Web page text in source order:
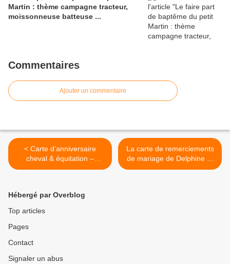
Martin : thème campagne tracteur,
moissonneuse batteuse ...
Commentaires
Ajouter un commentaire
< Carte d’anniversaire
cheval & équitation –
création personnalisée
La carte de remerciements
de mariage de Delphine et
Romuald >
Hébergé par Overblog
Top articles
Pages
Contact
Signaler un abus